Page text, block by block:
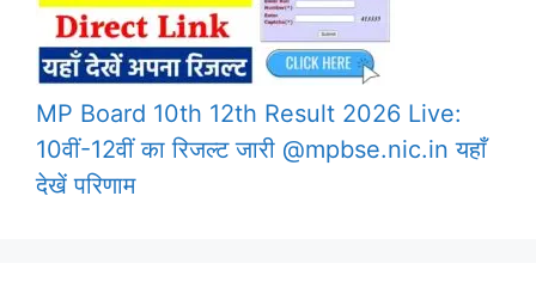
MP Board 10th 12th Result 2026 Live:
10वीं-12वीं का रिजल्ट जारी @mpbse.nic.in यहाँ
देखें परिणाम